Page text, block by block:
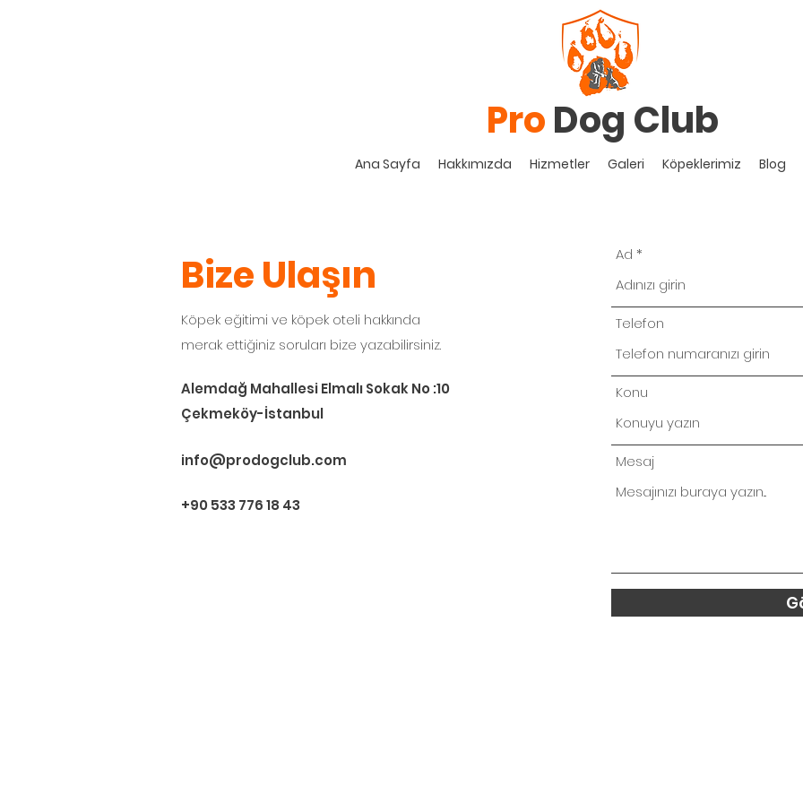
Ana Sayfa Hakkımızda Hizmetler Galeri Köpeklerimiz Blog
ProDog Club
Bize Ulaşın
Köpek eğitimi ve köpek oteli hakkında
merak ettiğiniz soruları bize yazabilirsiniz.
Alemdağ Mahallesi Elmalı Sokak No :10
Çekmeköy-İstanbul
info@prodogclub.com
+90 533 776 18 43
Ad
Telefon
Konu
Mesaj